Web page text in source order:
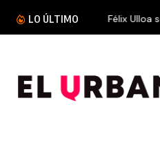
LO ÚLTIMO Félix Ulloa